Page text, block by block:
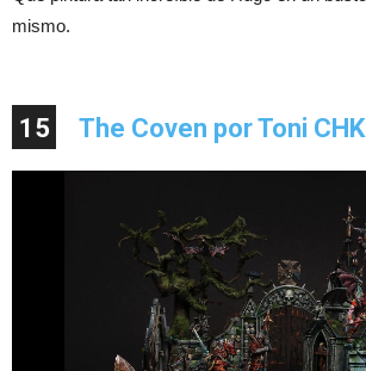
mismo.
15 The Coven por Toni CHK